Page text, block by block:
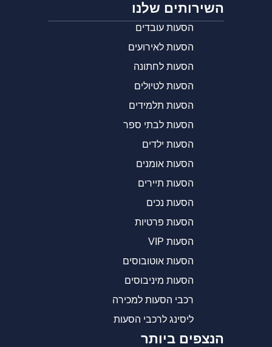
השירותים שלנו
הסעות עובדים
הסעות לאירועים
הסעות לחתונה
הסעות לטיולים
הסעות תלמידים
הסעות לבתי ספר
הסעות ילדים
הסעות אומנים
הסעות תיירים
הסעות נכים
הסעות פרטיות
הסעות VIP
הסעות אוטובוסים
הסעות מיניבוסים
רכבי הסעות למכירה
ליסינג לרכבי הסעות
הנצפים ביותר